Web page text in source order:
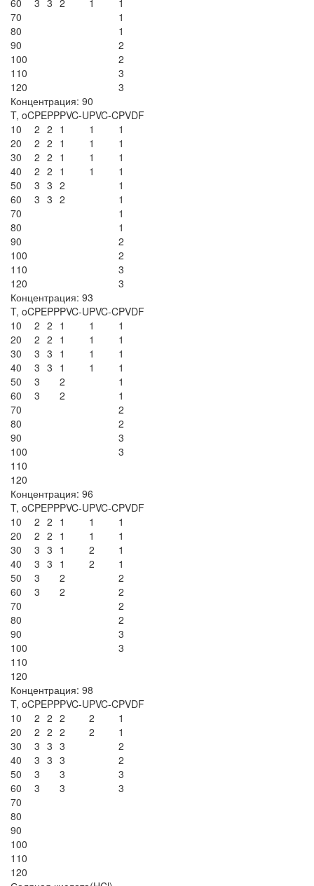
70
1
80
1
90
2
100
2
110
3
120
3
Концентрация: 90
T, oCPEPPPVC-UPVC-CPVDF
10
2 2 1 1
1
20
2 2 1 1
1
30
2 2 1 1
1
40
2 2 1 1
1
50
3 3 2
1
60
3 3 2
1
70
1
80
1
90
2
100
2
110
3
120
3
Концентрация: 93
T, oCPEPPPVC-UPVC-CPVDF
10
2 2 1 1
1
20
2 2 1 1
1
30
3 3 1 1
1
40
3 3 1 1
1
50
3 2
1
60
3 2
1
70
2
80
2
90
3
100
3
110
120
Концентрация: 96
T, oCPEPPPVC-UPVC-CPVDF
10
2 2 1 1
1
20
2 2 1 1
1
30
3 3 1 2
1
40
3 3 1 2
1
50
3 2
2
60
3 2
2
70
2
80
2
90
3
100
3
110
120
Концентрация: 98
T, oCPEPPPVC-UPVC-CPVDF
10
2 2 2 2
1
20
2 2 2 2
1
30
3 3 3
2
40
3 3 3
2
50
3 3
3
60
3 3
3
70
80
90
100
110
120